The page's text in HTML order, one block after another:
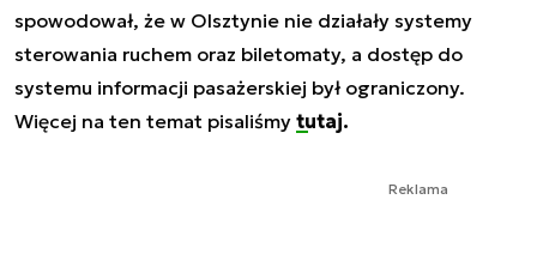
spowodował, że w Olsztynie nie działały systemy
sterowania ruchem oraz biletomaty, a dostęp do
systemu informacji pasażerskiej był ograniczony.
Więcej na ten temat pisaliśmy tutaj.
Reklama